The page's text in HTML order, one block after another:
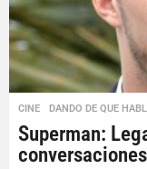
CINE ,DANDO DE QUE
Superman: